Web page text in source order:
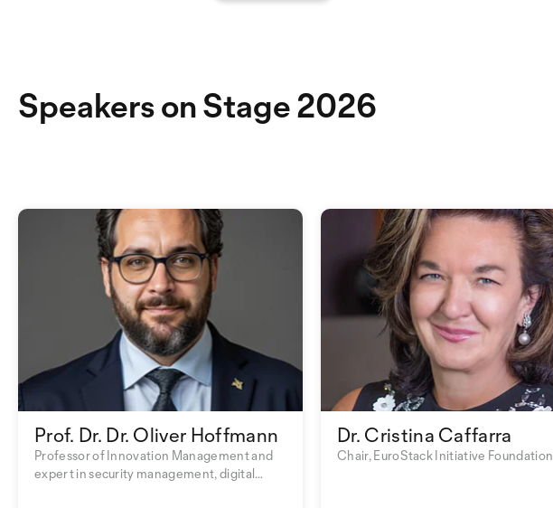
Speakers on Stage 2026
Prof. Dr. Dr. Oliver Hoffmann
Professor of Innovation Management and
expert in security management, digital
Dr. Cristina Caffarra
Chair, EuroStack Initiative Foundation